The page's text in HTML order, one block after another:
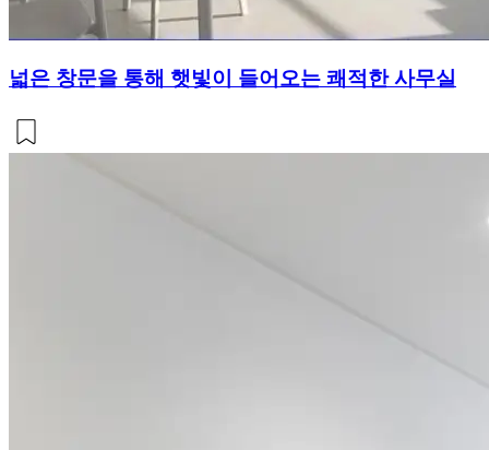
넓은 창문을 통해 햇빛이 들어오는 쾌적한 사무실